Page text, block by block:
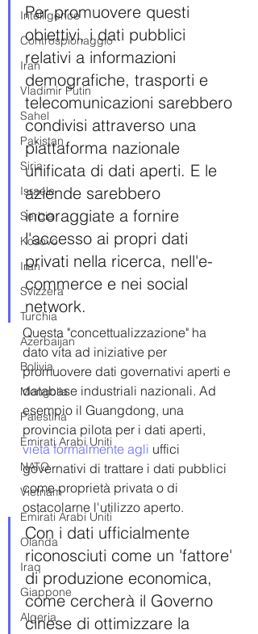
Intelligence
Controspionaggio
Iran
Vladimir Putin
Sahel
Pakistan
Siria
Israele
Serbia
Kosovo
Iran
Svizzera
Turchia
Azerbaijan
Bolivia
Mongolia
Palestina
Emirati Arabi Uniti
NATO
Vietnam
Emirati Arabi Uniti
Olanda
Iraq
Giappone
Algeria
Per promuovere questi
obiettivi, i dati pubblici
relativi a informazioni
demografiche, trasporti e
telecomunicazioni sarebbero
condivisi attraverso una
piattaforma nazionale
unificata di dati aperti. E le
aziende sarebbero
incoraggiate a fornire
l'accesso ai propri dati
privati nella ricerca, nell'e-
commerce e nei social
network.
Questa "concettualizzazione" ha
dato vita ad iniziative per
promuovere dati governativi aperti e
database industriali nazionali. Ad
esempio il Guangdong, una
provincia pilota per i dati aperti,
vieta formalmente agli uffici
governativi di trattare i dati pubblici
come proprietà privata o di
ostacolarne l'utilizzo aperto.
Con i dati ufficialmente
riconosciuti come un 'fattore'
di produzione economica,
come cercherà il Governo
cinese di ottimizzare la